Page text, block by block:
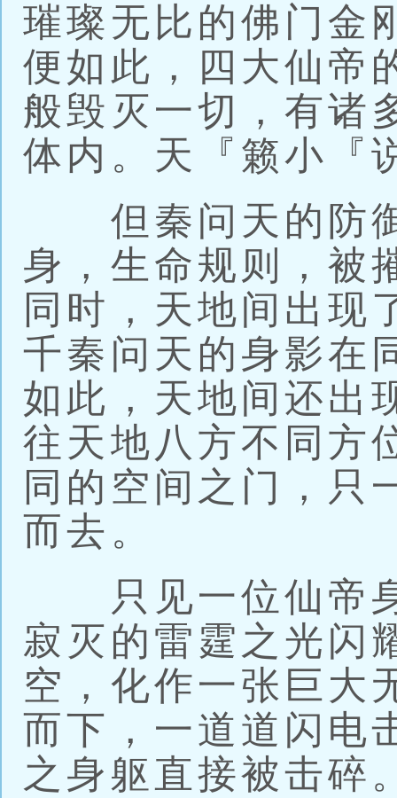
璀璨无比的佛门金
便如此，四大仙帝
般毁灭一切，有诸
体内。天『籁小『
但秦问天的防御
身，生命规则，被
同时，天地间出现
千秦问天的身影在
如此，天地间还出
往天地八方不同方
同的空间之门，只
而去。
只见一位仙帝身
寂灭的雷霆之光闪
空，化作一张巨大
而下，一道道闪电
之身躯直接被击碎